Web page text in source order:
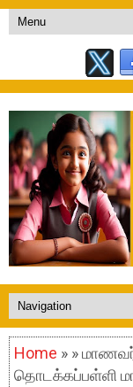
Home » »
தொடக்கப்பள்ளி